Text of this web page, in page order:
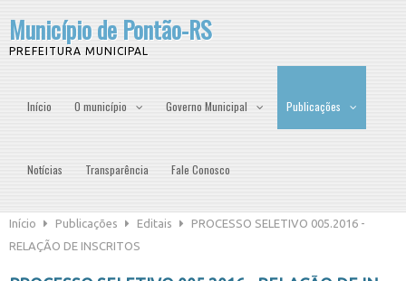
Município de Pontão-RS
PREFEITURA MUNICIPAL
Início O município Governo Municipal Publicações
Notícias Transparência Fale Conosco
Início Publicações Editais
PROCESSO SELETIVO 005.2016 -
RELAÇÃO DE INSCRITOS